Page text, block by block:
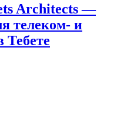
Architects —
телеком- и